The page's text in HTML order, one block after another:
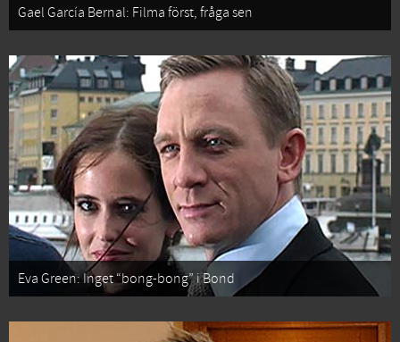
Gael García Bernal: Filma först, fråga sen
Eva Green: Inget “bong-bong” i Bond